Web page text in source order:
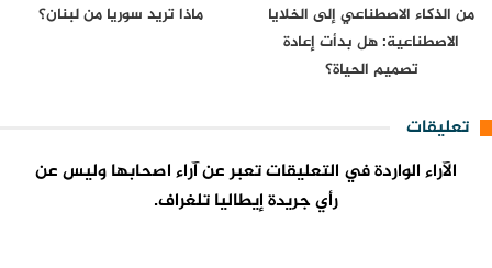
من الذكاء الاصطناعي إلى الخلايا
الاصطناعية: هل بدأت إعادة
تصميم الحياة؟
ماذا تريد سوريا من لبنان؟
تعليقات
الآراء الواردة في التعليقات تعبر عن آراء اصحابها وليس عن
رأي جريدة إيطاليا تلغراف.